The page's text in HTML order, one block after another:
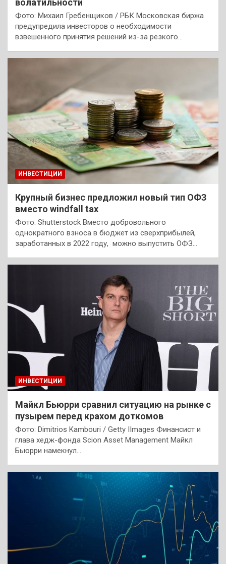
Фото: Михаил Гребенщиков / РБК Московская биржа
предупредила инвесторов о необходимости
взвешенного принятия решений из-за резкого…
ИНВЕСТИЦИИ
Крупный бизнес предложил новый тип ОФЗ
вместо windfall tax
Фото: Shutterstock Вместо добровольного
однократного взноса в бюджет из сверхприбылей,
заработанных в 2022 году, можно выпустить ОФЗ…
ИНВЕСТИЦИИ
Майкл Бьюрри сравнил ситуацию на рынке с
пузырем перед крахом доткомов
Фото: Dimitrios Kambouri / Getty IImages Финансист и
глава хедж-фонда Scion Asset Management Майкл
Бьюрри намекнул…